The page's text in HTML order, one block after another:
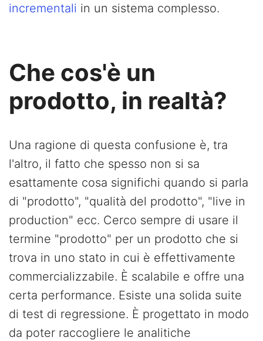
incrementali in un sistema complesso.
Che cos'è un
prodotto, in realtà?
Una ragione di questa confusione è, tra
l'altro, il fatto che spesso non si sa
esattamente cosa significhi quando si parla
di "prodotto", "qualità del prodotto", "live in
production" ecc. Cerco sempre di usare il
termine "prodotto" per un prodotto che si
trova in uno stato in cui è effettivamente
commercializzabile. È scalabile e offre una
certa performance. Esiste una solida suite
di test di regressione. È progettato in modo
da poter raccogliere le analitiche